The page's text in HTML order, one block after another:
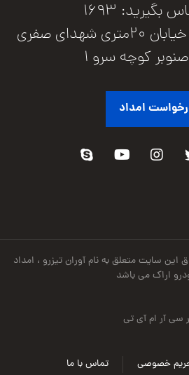
بگیرید: 1693
اراک میدان انقلاب خیابان 20متری شهدای صفری
کوچه سرو 1
امداد
کلیه حقوق این سایت متعلق به نام آوران تیزرو ، امداد
اراک می باشد
سی آر ام آی تی
تماس با ما خصوصی